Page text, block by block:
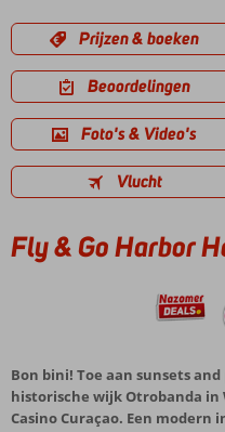
Prijzen & boeken
Beoordelingen
Foto's & Video's
Vlucht
Fly & Go Harbor
Bon bini! Toe aan sunsets
historische wijk Otrobanda
Casino Curaçao. Een